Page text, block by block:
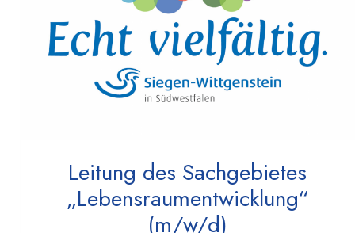
Leitung des Sachgebietes
„Lebensraumentwicklung“
(m/w/d)